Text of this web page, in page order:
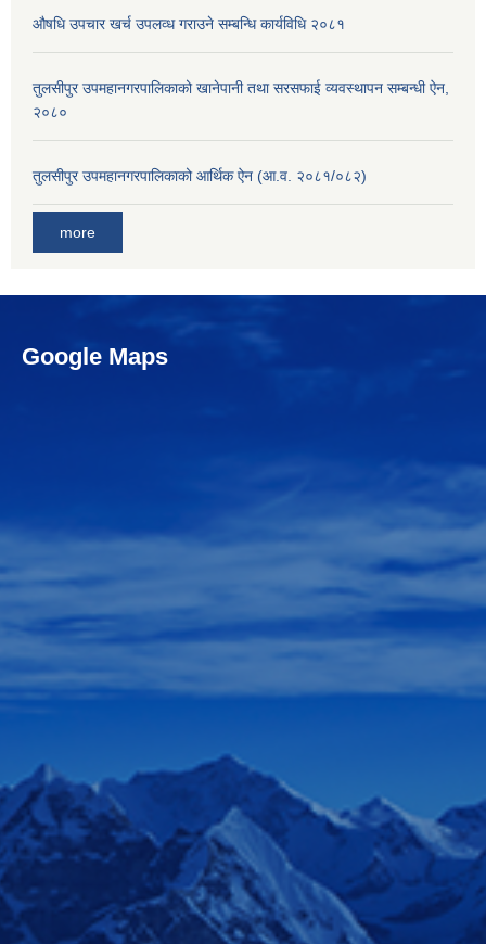
औषधि उपचार खर्च उपलव्ध गराउने सम्बन्धि कार्यविधि २०८१
तुलसीपुर उपमहानगरपालिकाको खानेपानी तथा सरसफाई व्यवस्थापन सम्बन्धी ऐन,
२०८०
तुलसीपुर उपमहानगरपालिकाको आर्थिक ऐन (आ.व. २०८१/०८२)
more
Google Maps